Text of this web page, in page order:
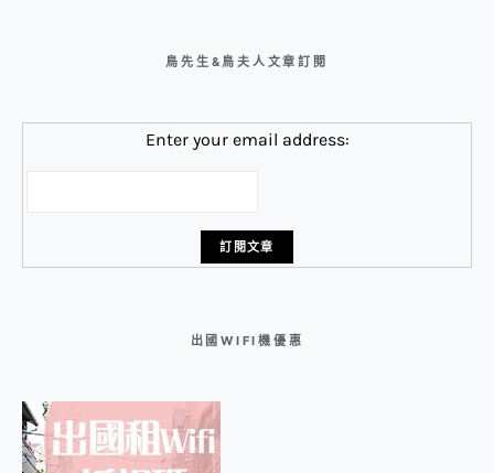
鳥先生&鳥夫人文章訂閱
Enter your email address:
出國WIFI機優惠